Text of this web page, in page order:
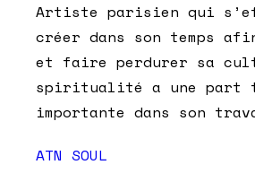
Artiste parisien qui
créer dans son temps
et faire perdurer sa
spiritualité a une part
importante dans son
ATN SOUL